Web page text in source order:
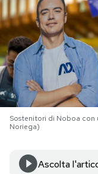
PODCAST
NEWSLETTER
I MIEI PREFERITI
Sostenitori di Noboa con
Noriega)
Ascolta